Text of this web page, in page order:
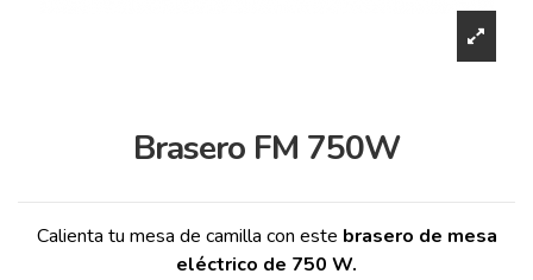
Brasero FM 750W
Calienta tu mesa de camilla con este brasero de mesa
eléctrico de 750 W.